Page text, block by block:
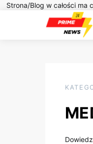
Strona/Blog w całości ma